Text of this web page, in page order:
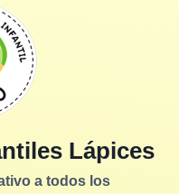
Lápices
a todos los